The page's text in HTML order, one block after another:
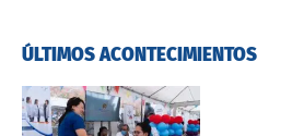
ÚLTIMOS ACONTECIMIENTOS